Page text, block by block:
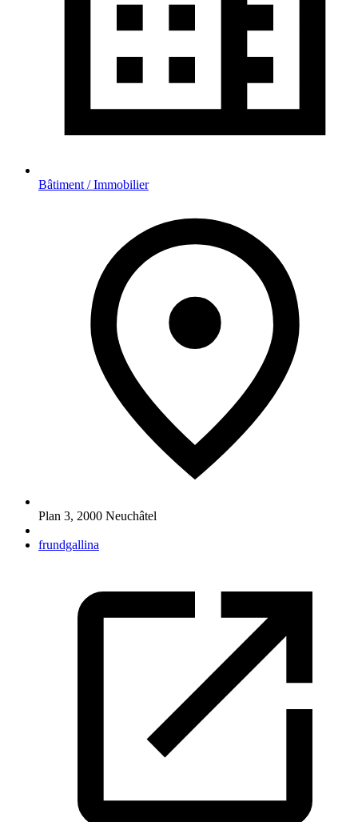
Bâtiment / Immobilier
Plan 3, 2000 Neuchâtel
frundgallina